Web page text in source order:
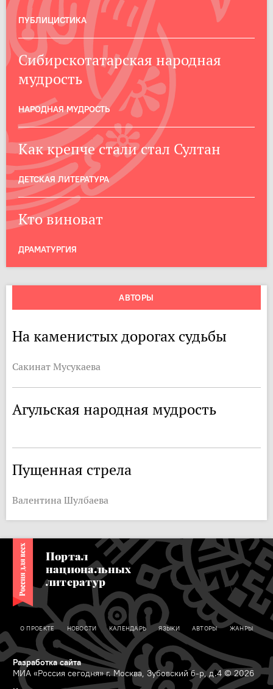
ПУБЛИЦИСТИКА
Сибирскотатарская народная
мудрость
НАРОДНАЯ МУДРОСТЬ
Как крепче стали стал Султан
ДЕТСКАЯ ЛИТЕРАТУРА
Кто виноват
ДРАМАТУРГИЯ
АВТОРЫ
На каменистых дорогах судьбы
Сакинат Мусукаева
Агульская народная мудрость
Пущенная стрела
Валентина Шулбаева
Портал
национальных
литератур
О ПРОЕКТЕ НОВОСТИ КАЛЕНДАРЬ ЯЗЫКИ АВТОРЫ ЖАНРЫ
Разработка сайта
МИА «Россия сегодня» г. Москва, Зубовский б-р, д.4 © 2026